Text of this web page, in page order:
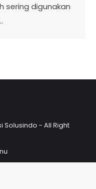
sering digunakan
Solusindo - All Right